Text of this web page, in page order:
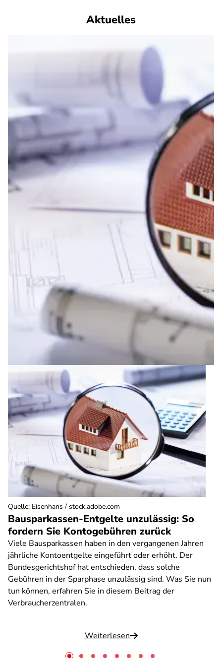
Aktuelles
Bausparkassen-Entgelte unzulässig: So
fordern Sie Kontogebühren zurück
Viele Bausparkassen haben in den vergangenen Jahren
jährliche Kontoentgelte eingeführt oder erhöht. Der
Bundesgerichtshof hat entschieden, dass solche
Gebühren in der Sparphase unzulässig sind. Was Sie nun
tun können, erfahren Sie in diesem Beitrag der
Verbraucherzentralen.
Weiterlesen
Quelle: Eisenhans / stock.adobe.com